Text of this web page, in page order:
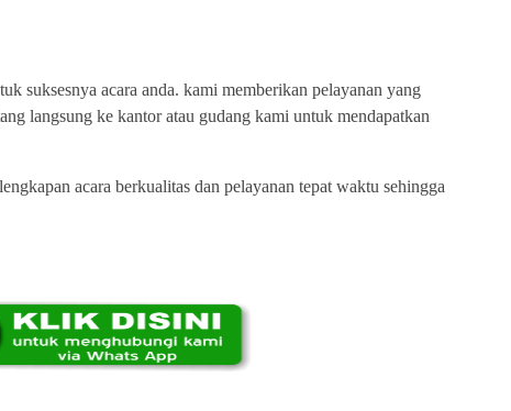
suksesnya acara anda. kami memberikan pelayanan yang
langsung ke kantor atau gudang kami untuk mendapatkan
acara berkualitas dan pelayanan tepat waktu sehingga